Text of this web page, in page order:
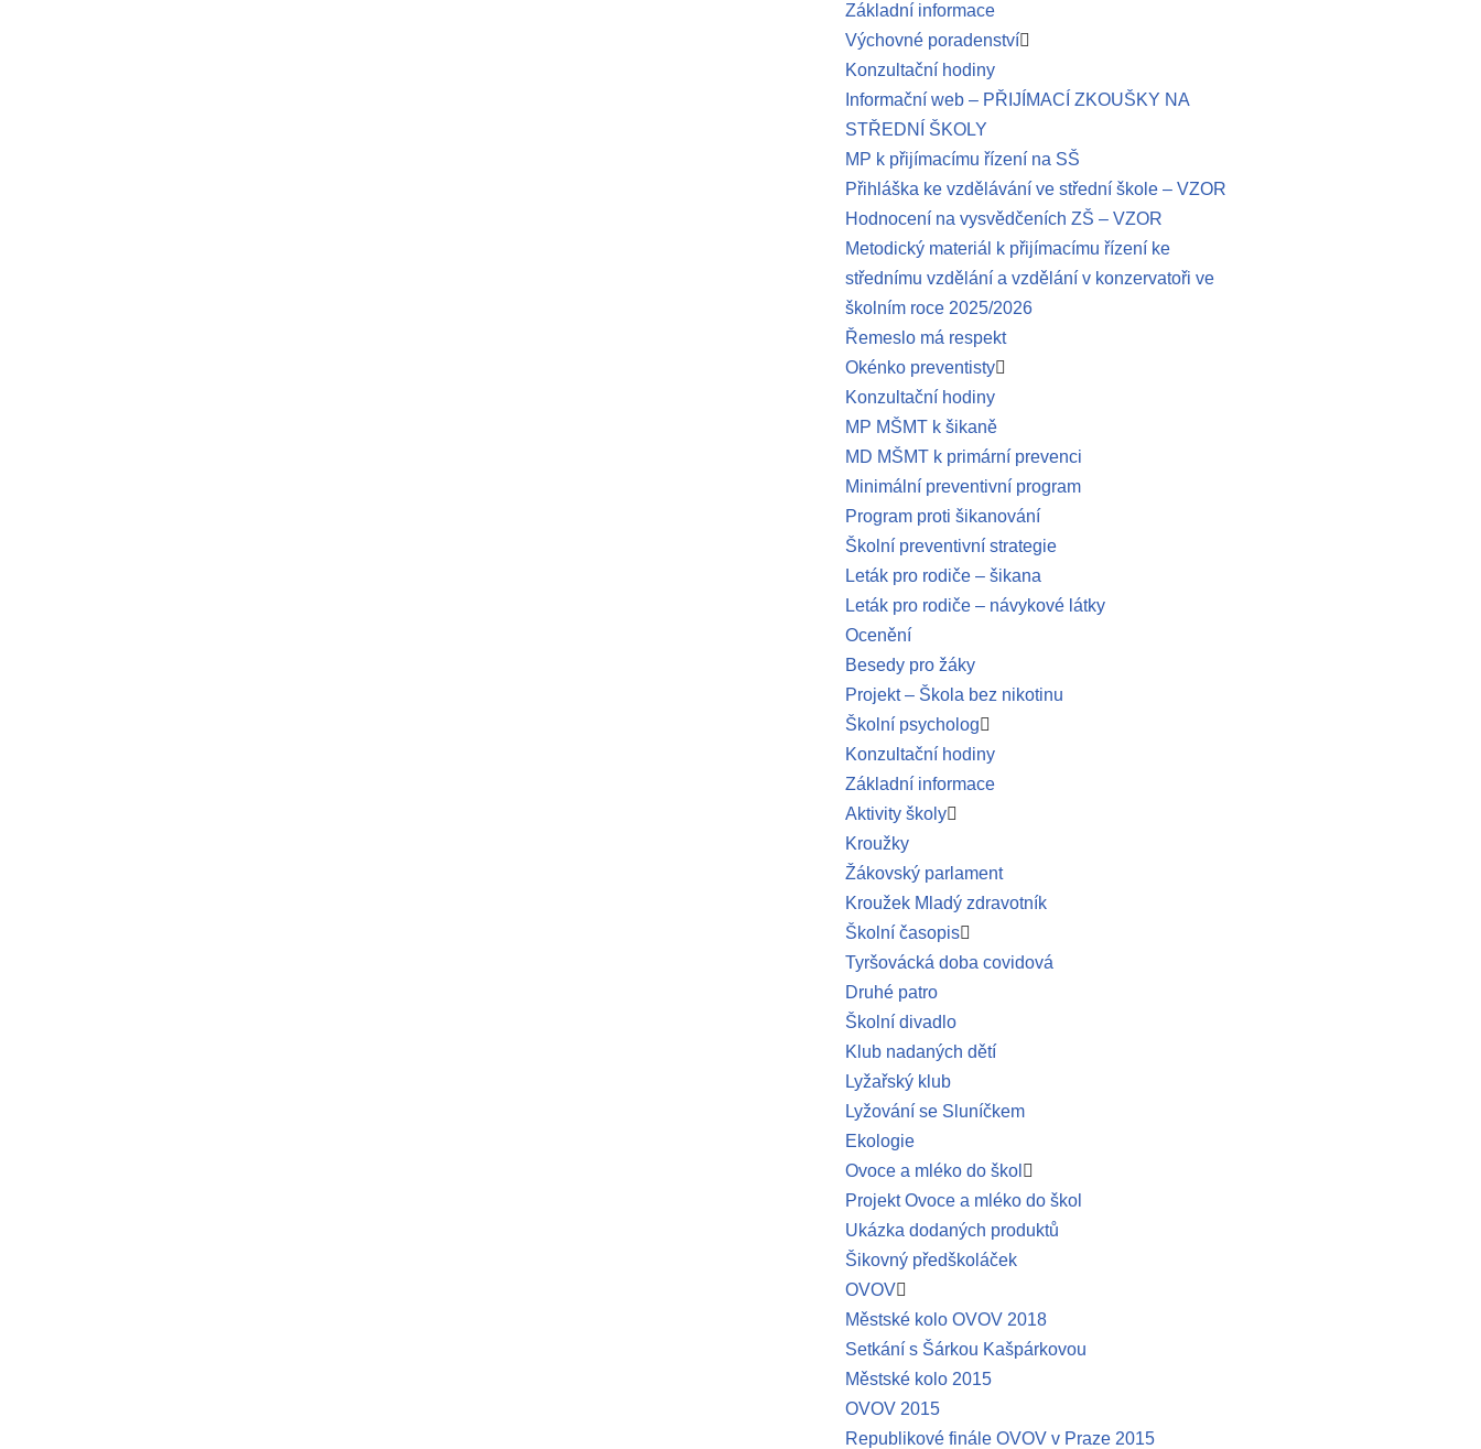
Základní informace
Výchovné poradenství
Konzultační hodiny
Informační web – PŘIJÍMACÍ ZKOUŠKY NA
STŘEDNÍ ŠKOLY
MP k přijímacímu řízení na SŠ
Přihláška ke vzdělávání ve střední škole – VZOR
Hodnocení na vysvědčeních ZŠ – VZOR
Metodický materiál k přijímacímu řízení ke
střednímu vzdělání a vzdělání v konzervatoři ve
školním roce 2025/2026
Řemeslo má respekt
Okénko preventisty
Konzultační hodiny
MP MŠMT k šikaně
MD MŠMT k primární prevenci
Minimální preventivní program
Program proti šikanování
Školní preventivní strategie
Leták pro rodiče – šikana
Leták pro rodiče – návykové látky
Ocenění
Besedy pro žáky
Projekt – Škola bez nikotinu
Školní psycholog
Konzultační hodiny
Základní informace
Aktivity školy
Kroužky
Žákovský parlament
Kroužek Mladý zdravotník
Školní časopis
Tyršovácká doba covidová
Druhé patro
Školní divadlo
Klub nadaných dětí
Lyžařský klub
Lyžování se Sluníčkem
Ekologie
Ovoce a mléko do škol
Projekt Ovoce a mléko do škol
Ukázka dodaných produktů
Šikovný předškoláček
OVOV
Městské kolo OVOV 2018
Setkání s Šárkou Kašpárkovou
Městské kolo 2015
OVOV 2015
Republikové finále OVOV v Praze 2015